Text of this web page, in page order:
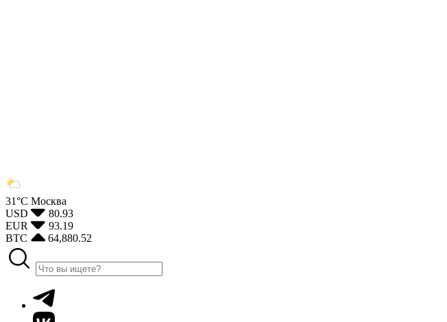
31°С Москва
USD
80.93
EUR
93.19
BTC
64,880.52